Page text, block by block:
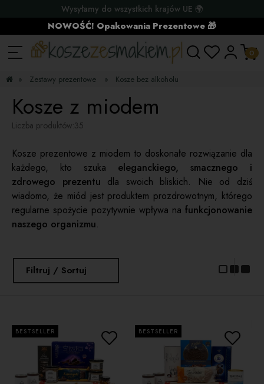
Wysyłamy do wszystkich krajów UE 🌍
NOWOŚĆ! Opakowania Prezentowe 🎁
» Zestawy prezentowe » Kosze bez alkoholu
Kosze z miodem
Liczba produktów: 35
Kosze prezentowe z miodem to doskonałe rozwiązanie dla
każdego, kto szuka eleganckiego, smacznego i
zdrowego prezentu dla swoich bliskich. Nie od dziś
wiadomo, że miód jest produktem prozdrowotnym, którego
regularne spożycie pozytywnie wpływa na funkcjonowanie
naszego organizmu.
Filtruj / Sortuj
BESTSELLER BESTSELLER